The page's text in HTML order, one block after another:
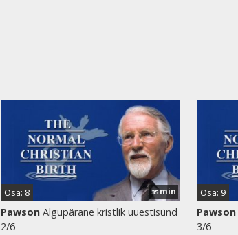
35min
Osa: 8
Pawson Algupärane kristlik uuestisünd
2/6
Osa: 9
Pawson
3/6